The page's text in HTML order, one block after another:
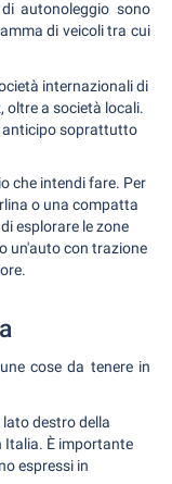
autonoleggio sono
di veicoli tra cui
internazionali di
oltre a società locali.
anticipo soprattutto
che intendi fare. Per
o una compatta
esplorare le zone
un'auto con trazione
cose da tenere in
lato destro della
Italia. È importante
espressi in